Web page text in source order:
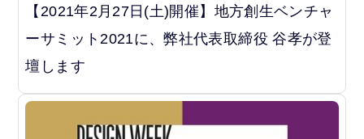
【2021年2月27日(土)開催】地方創生ベンチャ
ーサミット2021に、弊社代表取締役 谷孝が登
壇します